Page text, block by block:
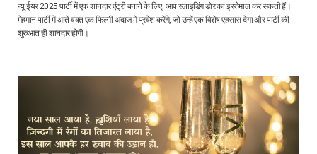
न्यू ईयर 2025 पार्टी में एक शानदार एंट्री बनाने के लिए, आप स्लाइडिंग डोर का इस्तेमाल कर सकती हैं।
मेहमान पार्टी में आते वक्त एक फिल्मी अंदाज में प्रवेश करेंगे, जो उन्हें एक विशेष एहसास देगा और पार्टी की
शुरुआत ही शानदार होगी।